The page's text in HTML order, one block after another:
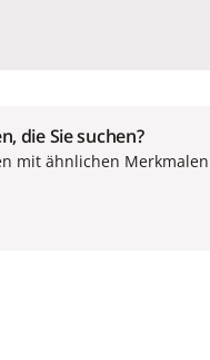
die Sie suchen?
mit ähnlichen